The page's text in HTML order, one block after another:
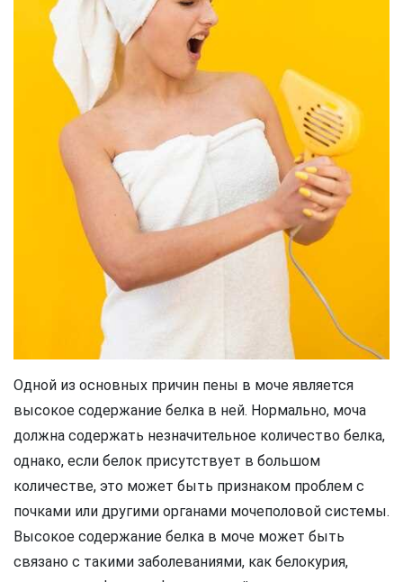
Одной из основных причин пены в моче является
высокое содержание белка в ней. Нормально, моча
должна содержать незначительное количество белка,
однако, если белок присутствует в большом
количестве, это может быть признаком проблем с
почками или другими органами мочеполовой системы.
Высокое содержание белка в моче может быть
связано с такими заболеваниями, как белокурия,